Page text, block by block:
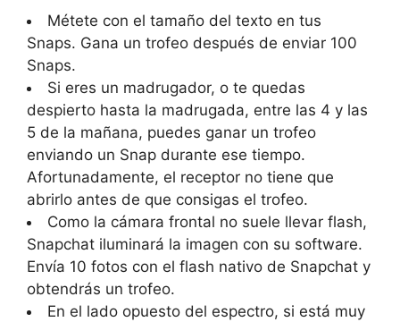
Métete con el tamaño del texto en tus
Snaps. Gana un trofeo después de enviar 100
Snaps.
Si eres un madrugador, o te quedas
despierto hasta la madrugada, entre las 4 y las
5 de la mañana, puedes ganar un trofeo
enviando un Snap durante ese tiempo.
Afortunadamente, el receptor no tiene que
abrirlo antes de que consigas el trofeo.
Como la cámara frontal no suele llevar flash,
Snapchat iluminará la imagen con su software.
Envía 10 fotos con el flash nativo de Snapchat y
obtendrás un trofeo.
En el lado opuesto del espectro, si está muy